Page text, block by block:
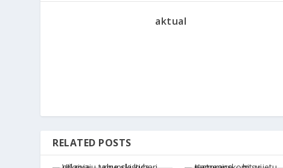
aktual
RELATED POSTS